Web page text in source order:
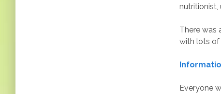
nutritionist,
There was
with lots of
Everyone